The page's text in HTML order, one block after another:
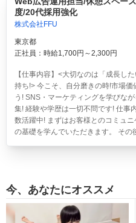
度/20代採用強化
株式会社FFU
東京都
正社員：時給1,700円～2,300円
【仕事内容】<大切なのは「成長し
持ち!> 今こそ、自分磨きの時!市場
う! SNS・マーケティングを学びな
集! 経験や学歴は一切不問です! 仕事
数活躍中! まずはお客様とのコミュ
の基礎を学んでいただきます。 その
今、あなたにオススメ